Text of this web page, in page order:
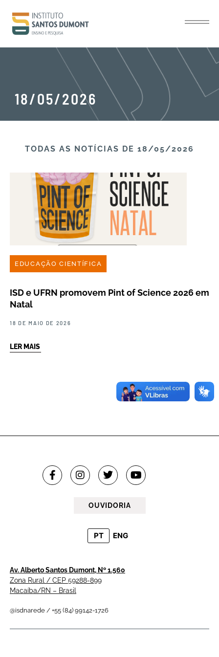
18/05/2026
TODAS AS NOTÍCIAS​ DE 18/05/2026
EDUCAÇÃO CIENTÍFICA
ISD e UFRN promovem Pint of Science 2026 em
Natal
18 DE MAIO DE 2026
LER MAIS
OUVIDORIA
PT ENG
Av. Alberto Santos Dumont, Nº 1.560
Zona Rural / CEP 59288-899
Macaíba/RN – Brasil
@isdnarede / +55 (84) 99142-1726